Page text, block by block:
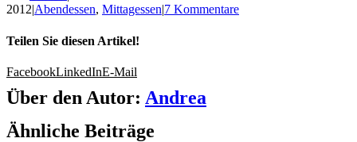
2012|Abendessen, Mittagessen|7 Kommentare
Teilen Sie diesen Artikel!
FacebookLinkedInE-Mail
Über den Autor: Andrea
Ähnliche Beiträge